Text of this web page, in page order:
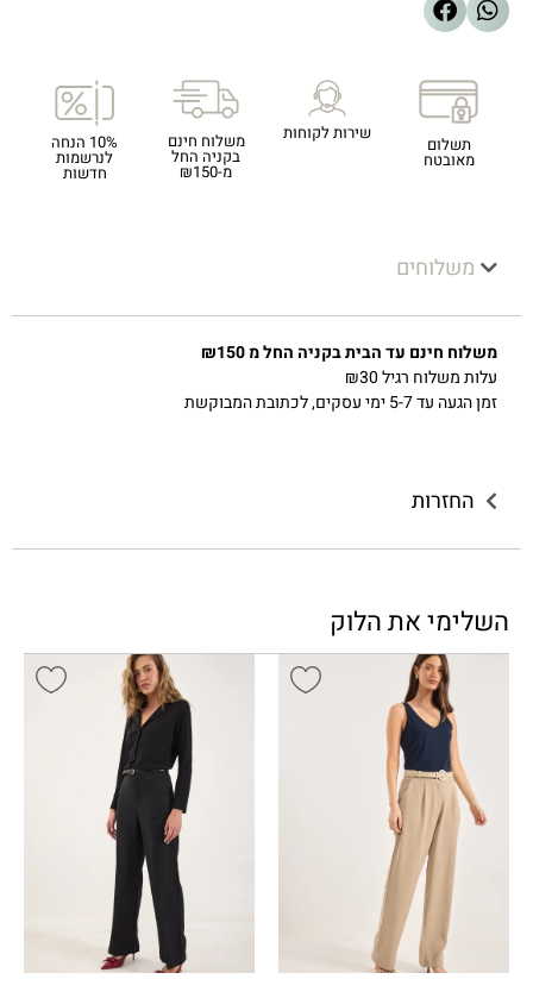
תשלום
מאובטח
שירות לקוחות משלוח חינם
בקניה החל
מ-₪150
10% הנחה
לנרשמות
חדשות
משלוחים
משלוח חינם עד הבית בקניה החל מ ₪150
עלות משלוח רגיל ₪30
זמן הגעה עד 5-7 ימי עסקים, לכתובת המבוקשת
החזרות
השלימי את הלוק